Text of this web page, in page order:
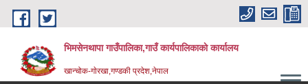
Skip to main content
भिमसेनथापा गाउँपालिका,गाउँ कार्यपालिकाकाे कार्यालय
खान्चोक-गाेरखा,गण्डकी प्रदेश,नेपाल